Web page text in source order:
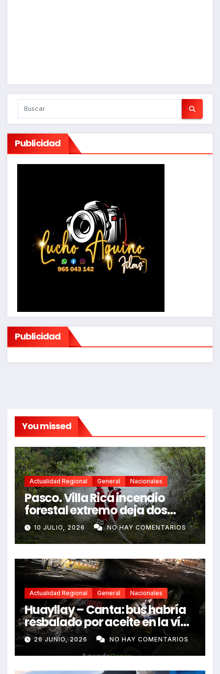
Publicidad
Publicidad
You missed
Actualidad Regional General Nacionales
Pasco. Villa Rica incendio
forestal extremo deja dos
fallecidos y heridos
10 JULIO, 2026 NO HAY COMENTARIOS
Actualidad Regional General Nacionales
Huayllay – Canta: bus habría
resbalado por aceite en la vía
e impactó auto siniestrado
dejando dos fallecidos
26 JUNIO, 2026 NO HAY COMENTARIOS